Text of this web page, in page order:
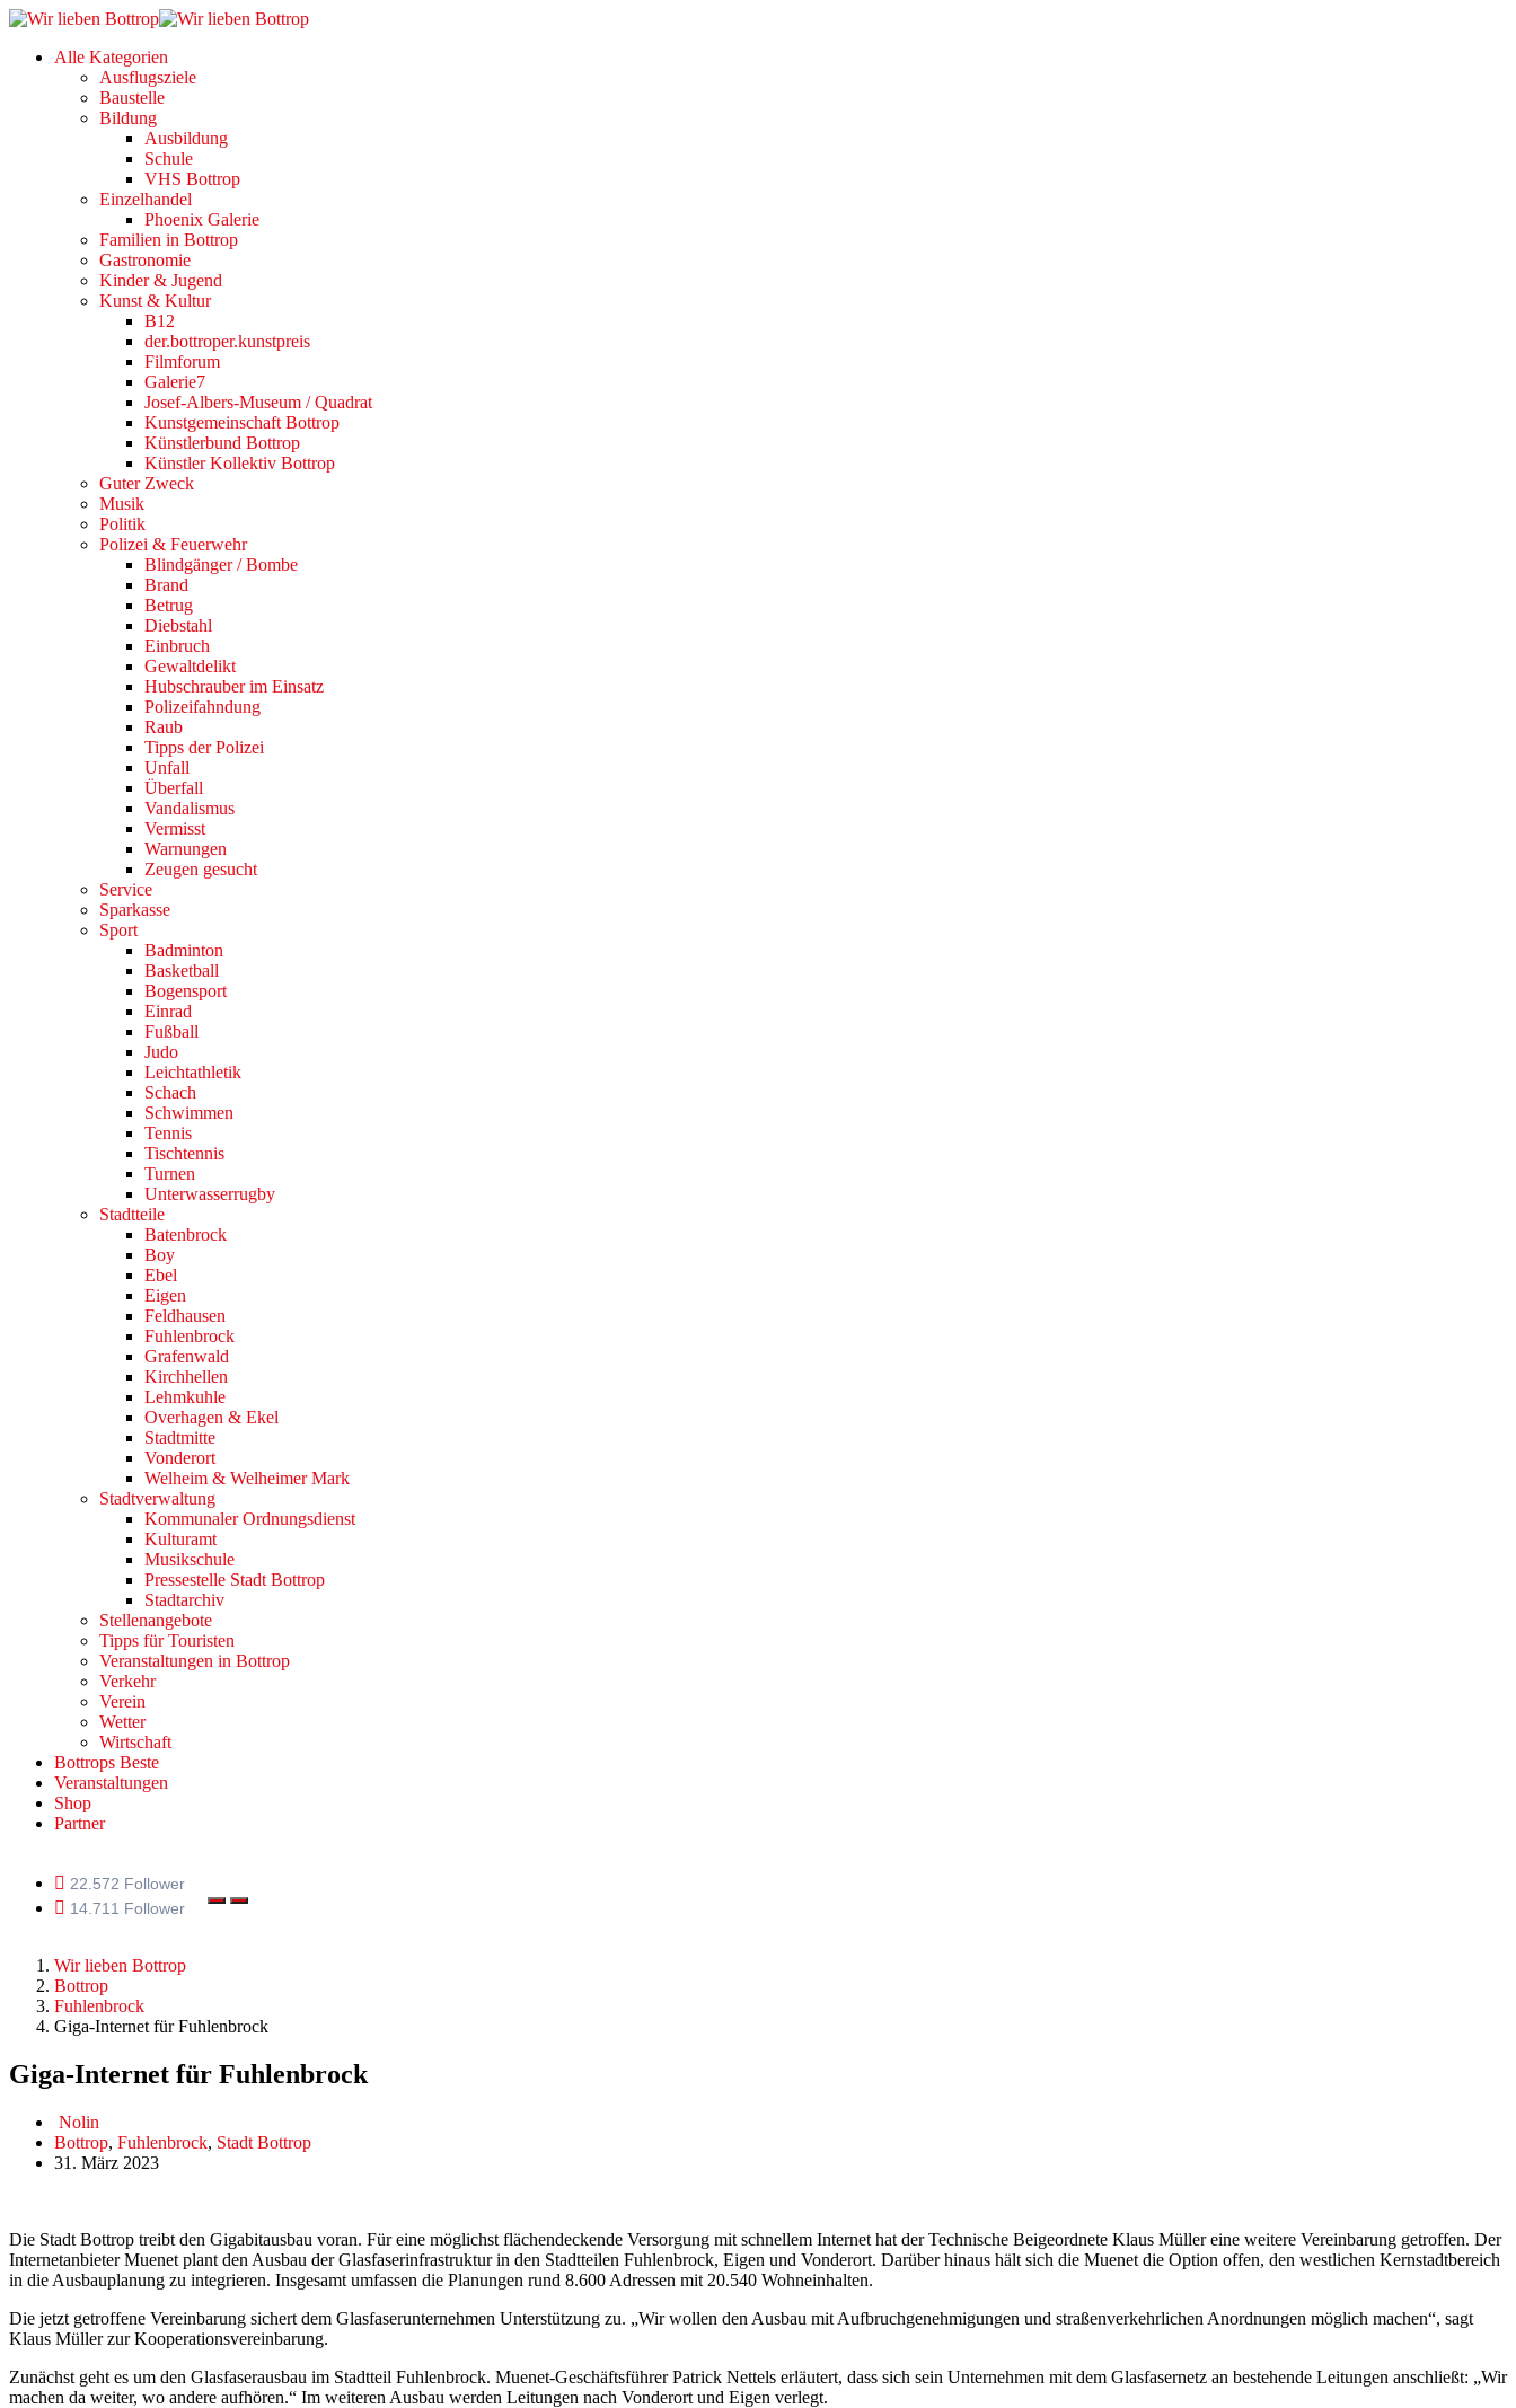
Alle Kategorien
Ausflugsziele
Baustelle
Bildung
Ausbildung
Schule
VHS Bottrop
Einzelhandel
Phoenix Galerie
Familien in Bottrop
Gastronomie
Kinder & Jugend
Kunst & Kultur
B12
der.bottroper.kunstpreis
Filmforum
Galerie7
Josef-Albers-Museum / Quadrat
Kunstgemeinschaft Bottrop
Künstlerbund Bottrop
Künstler Kollektiv Bottrop
Guter Zweck
Musik
Politik
Polizei & Feuerwehr
Blindgänger / Bombe
Brand
Betrug
Diebstahl
Einbruch
Gewaltdelikt
Hubschrauber im Einsatz
Polizeifahndung
Raub
Tipps der Polizei
Unfall
Überfall
Vandalismus
Vermisst
Warnungen
Zeugen gesucht
Service
Sparkasse
Sport
Badminton
Basketball
Bogensport
Einrad
Fußball
Judo
Leichtathletik
Schach
Schwimmen
Tennis
Tischtennis
Turnen
Unterwasserrugby
Stadtteile
Batenbrock
Boy
Ebel
Eigen
Feldhausen
Fuhlenbrock
Grafenwald
Kirchhellen
Lehmkuhle
Overhagen & Ekel
Stadtmitte
Vonderort
Welheim & Welheimer Mark
Stadtverwaltung
Kommunaler Ordnungsdienst
Kulturamt
Musikschule
Pressestelle Stadt Bottrop
Stadtarchiv
Stellenangebote
Tipps für Touristen
Veranstaltungen in Bottrop
Verkehr
Verein
Wetter
Wirtschaft
Bottrops Beste
Veranstaltungen
Shop
Partner
22.572 Follower
14.711 Follower
Wir lieben Bottrop
Bottrop
Fuhlenbrock
Giga-Internet für Fuhlenbrock
Giga-Internet für Fuhlenbrock
Nolin
Bottrop, Fuhlenbrock, Stadt Bottrop
31. März 2023
Die Stadt Bottrop treibt den Gigabitausbau voran. Für eine möglichst flächendeckende Versorgung mit schnellem Internet hat der Technische Beigeordnete Klaus Müller eine weitere Vereinbarung getroffen. Der
Internetanbieter Muenet plant den Ausbau der Glasfaserinfrastruktur in den Stadtteilen Fuhlenbrock, Eigen und Vonderort. Darüber hinaus hält sich die Muenet die Option offen, den westlichen Kernstadtbereich
in die Ausbauplanung zu integrieren. Insgesamt umfassen die Planungen rund 8.600 Adressen mit 20.540 Wohneinhalten.
Die jetzt getroffene Vereinbarung sichert dem Glasfaserunternehmen Unterstützung zu. „Wir wollen den Ausbau mit Aufbruchgenehmigungen und straßenverkehrlichen Anordnungen möglich machen“, sagt
Klaus Müller zur Kooperationsvereinbarung.
Zunächst geht es um den Glasfaserausbau im Stadtteil Fuhlenbrock. Muenet-Geschäftsführer Patrick Nettels erläutert, dass sich sein Unternehmen mit dem Glasfasernetz an bestehende Leitungen anschließt: „Wir
machen da weiter, wo andere aufhören.“ Im weiteren Ausbau werden Leitungen nach Vonderort und Eigen verlegt.